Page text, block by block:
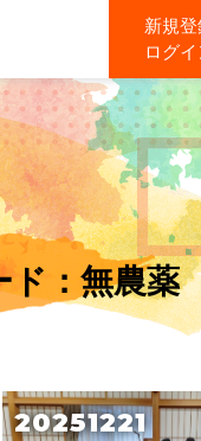
新規
ログ
ド：無農薬
20251221